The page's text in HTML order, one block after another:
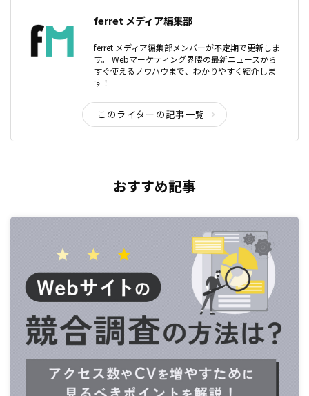
ferret メディア編集部
ferret メディア編集部メンバーが不定期で更新しま
す。 Webマーケティング界隈の最新ニュースから
すぐ使えるノウハウまで、わかりやすく紹介しま
す！
このライターの記事一覧
おすすめ記事